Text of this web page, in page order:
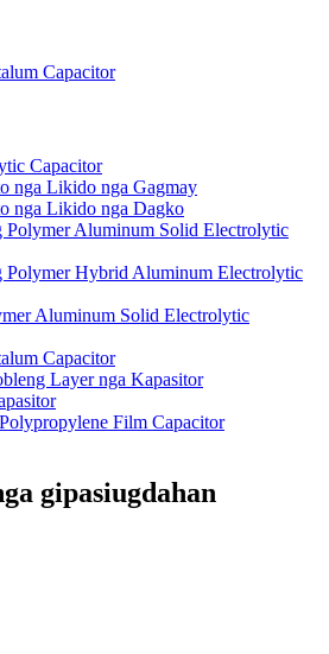
Capacitor
Capacitor
nga Likido nga Gagmay
nga Likido nga Dagko
Aluminum Solid Electrolytic
Polymer Hybrid Aluminum Electrolytic
Aluminum Solid Electrolytic
Capacitor
Layer nga Kapasitor
Film Capacitor
gipasiugdahan